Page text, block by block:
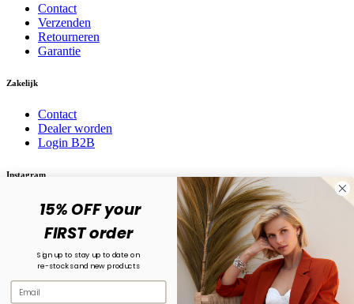
Contact
Verzenden
Retourneren
Garantie
Zakelijk
Contact
Dealer worden
Login B2B
Instagram
Volg ons op social media! @karma.jewelry
15% OFF your
FIRST order
Sign up to stay up to date on
re-stocks and new products